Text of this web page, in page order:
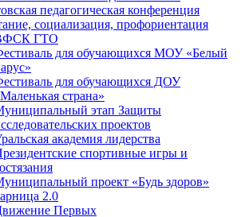
педагогическая конференция
социализация, профориентация
ГТО
для обучающихся МОУ «Белый
для обучающихся ДОУ
страна»
этап Защиты
проектов
академия лидерства
спортивные игры и
проект «Будь здоров»
2.0
Первых